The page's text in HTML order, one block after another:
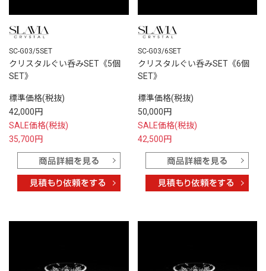
SC-G03/5SET
クリスタルぐい呑みSET《5個
SET》
標準価格(税抜)
42,000円
SALE価格(税抜)
35,700円
SC-G03/6SET
クリスタルぐい呑みSET《6個
SET》
標準価格(税抜)
50,000円
SALE価格(税抜)
42,500円